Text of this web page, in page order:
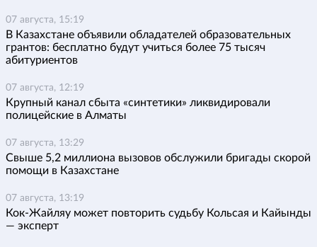
07 августа, 15:19
В Казахстане объявили обладателей образовательных
грантов: бесплатно будут учиться более 75 тысяч
абитуриентов
07 августа, 12:19
Крупный канал сбыта «синтетики» ликвидировали
полицейские в Алматы
07 августа, 13:29
Свыше 5,2 миллиона вызовов обслужили бригады скорой
помощи в Казахстане
07 августа, 13:19
Кок-Жайляу может повторить судьбу Кольсая и Кайынды
— эксперт